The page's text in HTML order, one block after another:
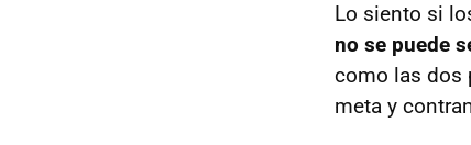
Lo siento si
no se puede
como las dos
meta y